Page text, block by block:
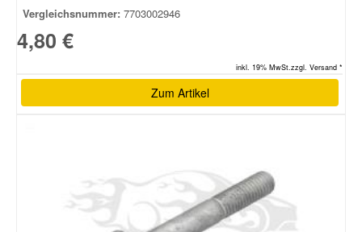
Vergleichsnummer: 7703002946
4,80 €
inkl. 19% MwSt.zzgl. Versand *
Zum Artikel